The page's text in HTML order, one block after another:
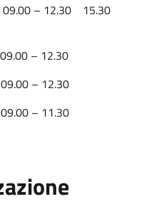
– 12.30 15.30
– 12.30
– 12.30
– 11.30